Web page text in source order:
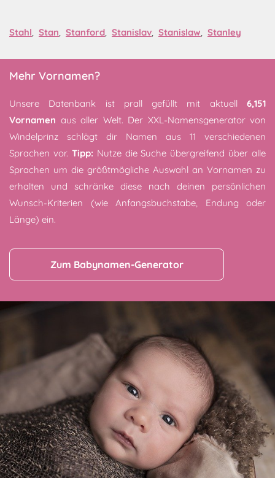
Stahl, Stan, Stanford, Stanislav, Stanislaw, Stanley
Mehr Vornamen?
Unsere Datenbank ist prall gefüllt mit aktuell 6,151
Vornamen aus aller Welt. Der XXL-Namensgenerator von
Windelprinz schlägt dir Namen aus 11 verschiedenen
Sprachen vor. Tipp: Nutze die Suche übergreifend über alle
Sprachen um die größtmögliche Auswahl an Vornamen zu
erhalten und schränke diese nach deinen persönlichen
Wunsch-Kriterien (wie Anfangsbuchstabe, Endung oder
Länge) ein.
Zum Babynamen-Generator